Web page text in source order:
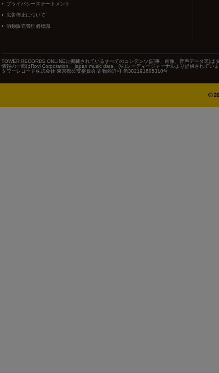
プライバシーステートメント
広告停止について
酒類販売管理者標識
TOWER RECORDS ONLINEに掲載されているすべてのコンテンツ(記事、画像、音声データ等)
情報の一部はRovi Corporation.、japan music data、(株)シーディージャーナルより提供されてい
タワーレコード株式会社 東京都公安委員会 古物商許可 第302191605310号